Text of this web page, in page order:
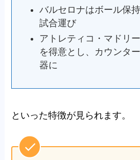
バルセロナはボール保
試合運び
アトレティコ・マドリ
を得意とし、カウンタ
器に
といった特徴が見られます。